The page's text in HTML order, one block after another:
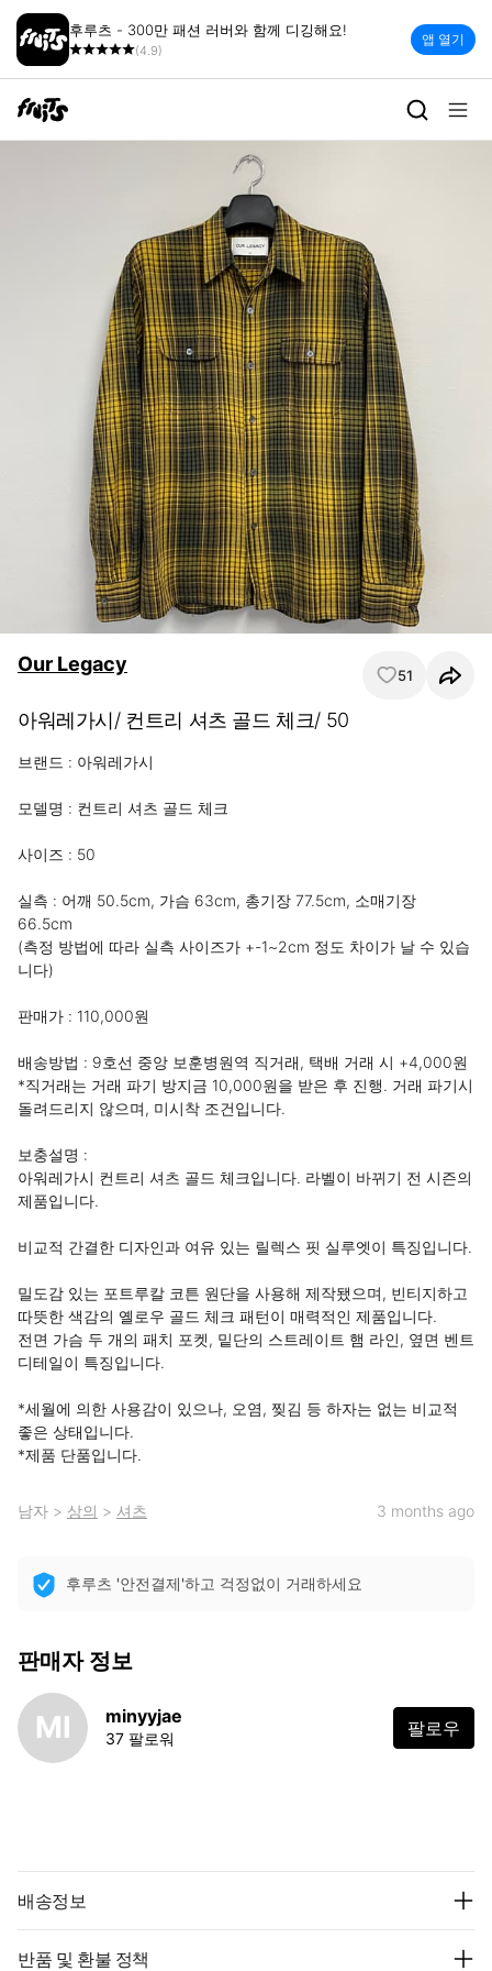
후루츠 - 300만 패션 러버와 함께 디깅해요!
(4.9)
앱 열기
Our Legacy 51
아워레가시/ 컨트리 셔츠 골드 체크/ 50
브랜드 : 아워레가시
모델명 : 컨트리 셔츠 골드 체크
사이즈 : 50
실측 : 어깨 50.5cm, 가슴 63cm, 총기장 77.5cm, 소매기장
66.5cm
(측정 방법에 따라 실측 사이즈가 +-1~2cm 정도 차이가 날 수 있습
니다)
판매가 : 110,000원
배송방법 : 9호선 중앙 보훈병원역 직거래, 택배 거래 시 +4,000원
*직거래는 거래 파기 방지금 10,000원을 받은 후 진행. 거래 파기시
돌려드리지 않으며, 미시착 조건입니다.
보충설명 :
아워레가시 컨트리 셔츠 골드 체크입니다. 라벨이 바뀌기 전 시즌의
제품입니다.
비교적 간결한 디자인과 여유 있는 릴렉스 핏 실루엣이 특징입니다.
밀도감 있는 포트루칼 코튼 원단을 사용해 제작됐으며, 빈티지하고
따뜻한 색감의 옐로우 골드 체크 패턴이 매력적인 제품입니다.
전면 가슴 두 개의 패치 포켓, 밑단의 스트레이트 햄 라인, 옆면 벤트
디테일이 특징입니다.
*세월에 의한 사용감이 있으나, 오염, 찢김 등 하자는 없는 비교적
좋은 상태입니다.
*제품 단품입니다.
남자 > 상의 > 셔츠 3 months ago
후루츠 '안전결제'하고 걱정없이 거래하세요
판매자 정보
MI minyyjae
37 팔로워 팔로우
배송정보
반품 및 환불 정책